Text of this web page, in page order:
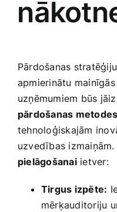
Pārdošanas
‌apmierinātu
uzņēmumiem būs
pārdošanas metodes
tehnoloģiskajām
uzvedības izmaiņām.
pielāgošanaiietver:
Tirgus izpēte:
mērķauditoriju